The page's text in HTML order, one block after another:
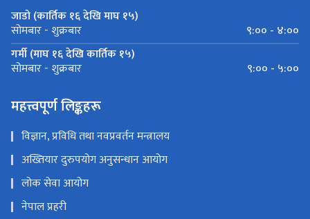
जाडो (कार्तिक १६ देखि माघ १५)
सोमबार - शुक्रबार
९:०० - ४:००
गर्मी (माघ १६ देखि कार्तिक १५)
सोमबार - शुक्रबार ९:०० - ५:००
महत्त्वपूर्ण लिङ्कहरू
विज्ञान, प्रविधि तथा नवप्रवर्तन मन्त्रालय
अख्तियार दुरुपयोग अनुसन्धान आयोग
लोक सेवा आयोग
नेपाल प्रहरी